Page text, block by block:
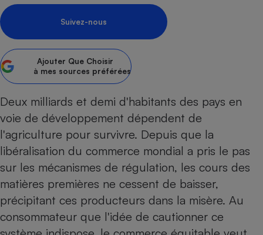
Suivez-nous
Ajouter Que Choisir
à mes sources préférées
Deux milliards et demi d'habitants des pays en
voie de développement dépendent de
l'agriculture pour survivre. Depuis que la
libéralisation du commerce mondial a pris le pas
sur les mécanismes de régulation, les cours des
matières premières ne cessent de baisser,
précipitant ces producteurs dans la misère. Au
consommateur que l'idée de cautionner ce
Sécurité - Hygiène
Supermarché - Drive
Assurance
Banque - Crédit
Mutuelle
Circulation routière
Contrôle technique -
Comparateur auto
Comparatif hotte
Comparatif climatiseur
Comparatif aspirateur
Comparatif aspirateur
Comparatif cafetière
Comparatif robot cuiseur
Comparatif centrale
Électricité - Gaz
Comparatif imprimante
Comparatif ordinateur
Comparatif ultrabook
Comparatif tablette
Image et son
Informatique
Crédit immobilier
Comparatif radiateur
Aménagement
Bricolage - Jardinage
Chauffage
Produit d'entretien
Sécurité domestique
Hygiène - Beauté
Maladie - Médecine -
Système de santé -
Retraite
Choisir son fioul
Choisir son pellet
Energie Moins Chère Ensemble
Tous les comparateurs
Toutes les cartes interactives
Speedtest - Testez le débit de votre
connexion Internet